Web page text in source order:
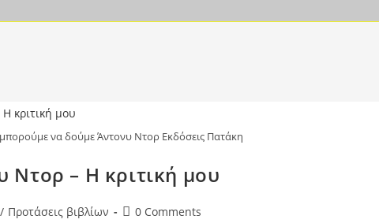
search
να δούμε Άντονυ Ντορ Εκδόσεις Πατάκη
– Η κριτική μου
/ Προτάσεις βιβλίων
Post0 Comments